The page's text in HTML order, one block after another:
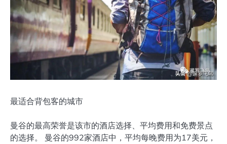
最适合背包客的城市
曼谷的最高荣誉是该市的酒店选择、平均费用和免费景点
的选择。 曼谷的992家酒店中，平均每晚费用为17美元，